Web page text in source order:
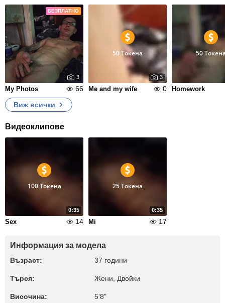
БЕЗПЛАТНО
3
My Photos 66
50 Токена
3
Me and my wife 0
50
Homework
Виж всички
Видеоклипове
0:35
100 Токена
Sex 14
0:35
25 Токена
Mi 17
Информация за модела
Възраст: 37 години
Търся: Жени, Двойки
Височина: 5'8"